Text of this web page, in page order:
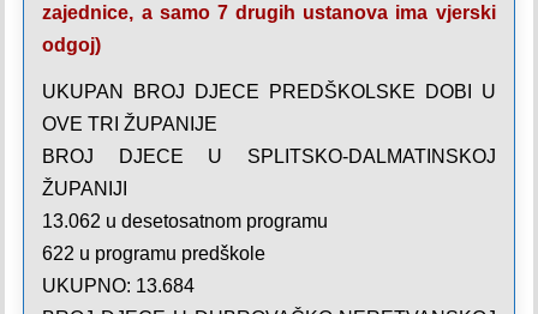
zajednice, a samo 7 drugih ustanova ima vjerski
odgoj)
UKUPAN BROJ DJECE PREDŠKOLSKE DOBI U
OVE TRI ŽUPANIJE
BROJ DJECE U SPLITSKO-DALMATINSKOJ
ŽUPANIJI
13.062 u desetosatnom programu
622 u programu predškole
UKUPNO: 13.684